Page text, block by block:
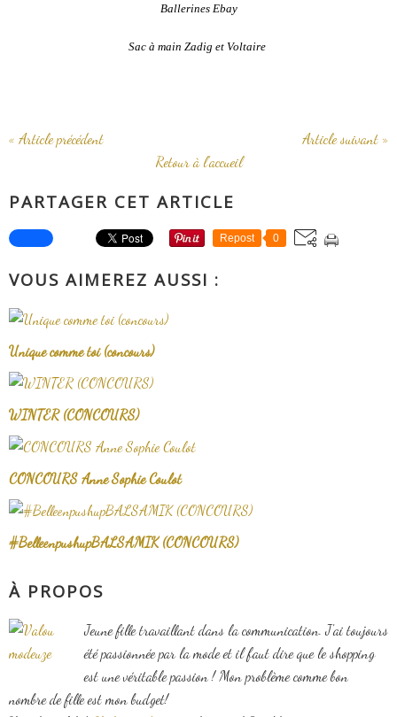
Ballerines Ebay
Sac à main Zadig et Voltaire
« Article précédent
Article suivant »
Retour à l'accueil
PARTAGER CET ARTICLE
Repost 0
VOUS AIMEREZ AUSSI :
Unique comme toi (concours)
WINTER (CONCOURS)
CONCOURS Anne Sophie Coulot
#BelleenpushupBALSAMIK (CONCOURS)
À PROPOS
Jeune fille travaillant dans la communication. J'ai toujours
été passionnée par la mode et il faut dire que le shopping
est une véritable passion ! Mon problème comme bon
nombre de fille est mon budget!